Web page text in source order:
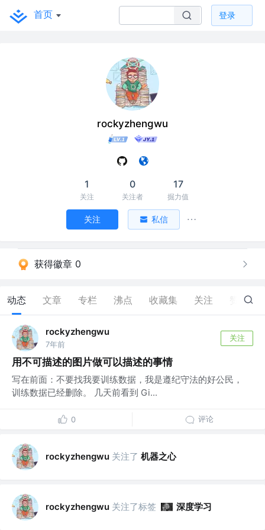
首页 登录
rockyzhengwu
1
关注
0
关注者
17
掘力值
关注 私信
获得徽章 0
动态 文章 专栏 沸点 收藏集 关注 0
rockyzhengwu
7年前
关注
用不可描述的图片做可以描述的事情
写在前面：不要找我要训练数据，我是遵纪守法的好公民，
训练数据已经删除。 几天前看到 Gi...
0 评论
rockyzhengwu 关注了 机器之心
rockyzhengwu 关注了标签 深度学习